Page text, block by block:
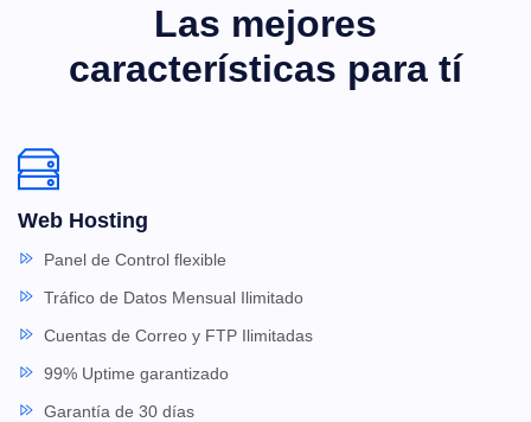
Las mejores
características para tí
Web Hosting
Panel de Control flexible
Tráfico de Datos Mensual Ilimitado
Cuentas de Correo y FTP Ilimitadas
99% Uptime garantizado
Garantía de 30 días